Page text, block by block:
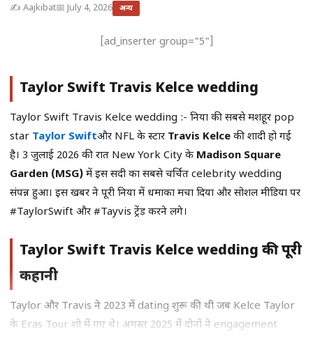
✍️ Aajkibat📅 July 4, 2026 अन्य
[ad_inserter group="5"]
Taylor Swift Travis Kelce wedding
Taylor Swift Travis Kelce wedding :- दुनिया की सबसे मशहूर pop
star Taylor Swiftऔर NFL के स्टार Travis Kelce की शादी हो गई
है। 3 जुलाई 2026 की रात New York City के Madison Square
Garden (MSG) में इस सदी का सबसे चर्चित celebrity wedding
संपन्न हुआ। इस खबर ने पूरी दुनिया में धमाका मचा दिया और सोशल मीडिया पर
#TaylorSwift और #Tayvis ट्रेंड करने लगे।
Taylor Swift Travis Kelce wedding की पूरी
कहानी
Taylor और Travis ने 2023 में dating शुरू की थी जब Kelce Taylor
के Eras Tour शो में गए थे। अगस्त 2025 में दोनों ने engagement